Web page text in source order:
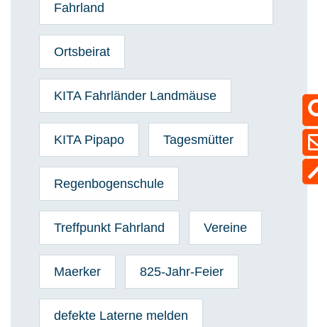
Fahrland
Ortsbeirat
KITA Fahrländer Landmäuse
KITA Pipapo Tagesmütter
Regenbogenschule
Treffpunkt Fahrland Vereine
Maerker 825-Jahr-Feier
defekte Laterne melden